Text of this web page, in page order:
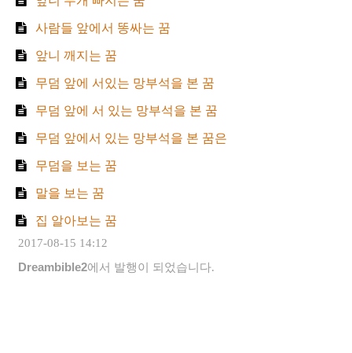
사람들 앞에서 똥싸는 꿈
앞니 깨지는 꿈
무덤 앞에 서있는 망부석을 본 꿈
무덤 앞에 서 있는 망부석을 본 꿈
무덤 앞에서 있는 망부석을 본 꿈은
무덤을 보는 꿈
말을 보는 꿈
집 알아보는 꿈
2017-08-15 14:12
Dreambible2에서 발행이 되었습니다.